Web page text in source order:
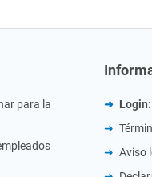
para la
Aviso